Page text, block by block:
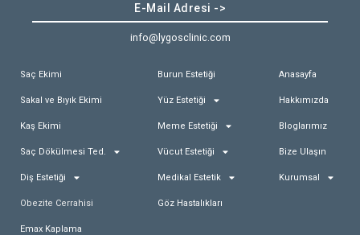
E-Mail Adresi ->
info@lygosclinic.com
Saç Ekimi
Sakal ve Bıyık Ekimi
Kaş Ekimi
Saç Dökülmesi Ted.
Diş Estetiği
Obezite Cerrahisi
Emax Kaplama
Burun Estetiği
Yüz Estetiği
Meme Estetiği
Vücut Estetiği
Medikal Estetik
Göz Hastalıkları
Anasayfa
Hakkımızda
Bloglarımız
Bize Ulaşın
Kurumsal